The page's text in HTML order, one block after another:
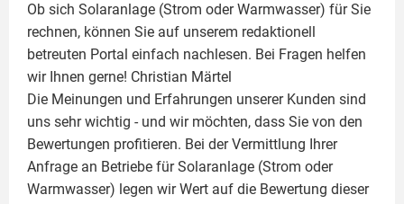
Ob sich Solaranlage (Strom oder Warmwasser) für Sie
rechnen, können Sie auf unserem redaktionell
betreuten Portal einfach nachlesen. Bei Fragen helfen
wir Ihnen gerne! Christian Märtel
Die Meinungen und Erfahrungen unserer Kunden sind
uns sehr wichtig - und wir möchten, dass Sie von den
Bewertungen profitieren. Bei der Vermittlung Ihrer
Anfrage an Betriebe für Solaranlage (Strom oder
Warmwasser) legen wir Wert auf die Bewertung dieser